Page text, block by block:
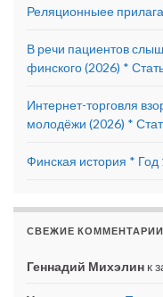
Реляционныее
В речи пациентов
финского (2026) *
Интернет-торговля
молодёжи (2026) *
Финская история * Год
СВЕЖИЕ КОММЕНТАРИИ
Геннадий Михэлин к